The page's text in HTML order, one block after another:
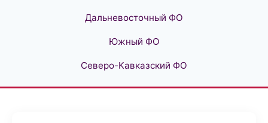
Дальневосточный ФО
Южный ФО
Северо-Кавказский ФО